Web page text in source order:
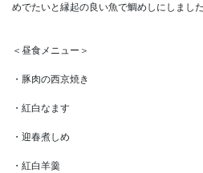
めでたいと縁起の良い魚で鯛めしにしました
＜昼食メニュー＞
・豚肉の西京焼き
・紅白な
・迎春煮しめ
・紅白羊羹